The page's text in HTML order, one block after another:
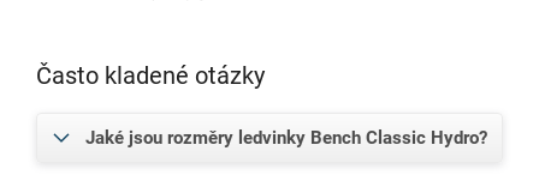
Často kladené otázky
Jaké jsou rozměry ledvinky Bench Classic Hydro?